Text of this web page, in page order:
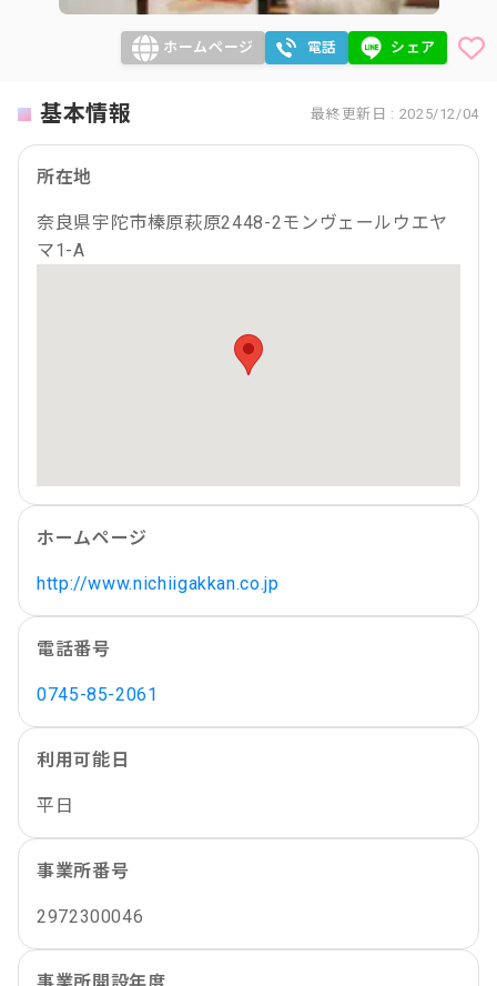
ホームページ 電話 シェア
基本情報 最終更新日 : 2025/12/04
所在地
奈良県宇陀市榛原萩原2448-2モンヴェールウエヤ
マ1-A
ホームページ
http://www.nichiigakkan.co.jp
電話番号
0745-85-2061
利用可能日
平日
事業所番号
2972300046